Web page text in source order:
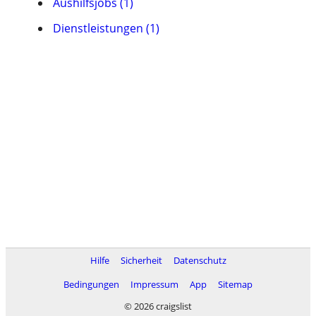
Dienstleistungen (1)
Hilfe Sicherheit
Datenschutz
Bedingungen
Impressum App
Sitemap
© 2026 craigslist